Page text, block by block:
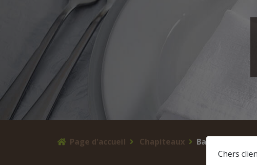
Chers
Page d'accueil Chapiteaux Barnum 3mx3m